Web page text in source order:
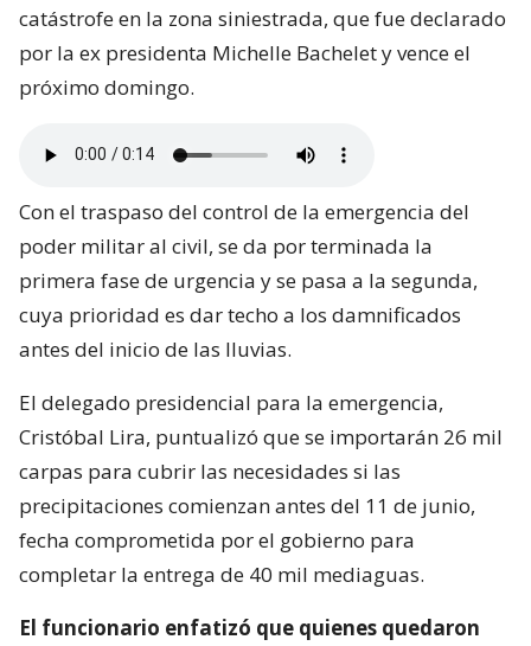
catástrofe en la zona siniestrada, que fue declarado
por la ex presidenta Michelle Bachelet y vence el
próximo domingo.
Con el traspaso del control de la emergencia del
poder militar al civil, se da por terminada la
primera fase de urgencia y se pasa a la segunda,
cuya prioridad es dar techo a los damnificados
antes del inicio de las lluvias.
El delegado presidencial para la emergencia,
Cristóbal Lira, puntualizó que se importarán 26 mil
carpas para cubrir las necesidades si las
precipitaciones comienzan antes del 11 de junio,
fecha comprometida por el gobierno para
completar la entrega de 40 mil mediaguas.
El funcionario enfatizó que quienes quedaron